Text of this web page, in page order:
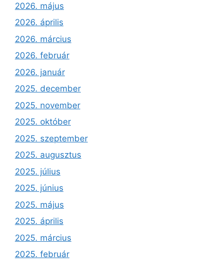
2026. május
2026. április
2026. március
2026. február
2026. január
2025. december
2025. november
2025. október
2025. szeptember
2025. augusztus
2025. július
2025. június
2025. május
2025. április
2025. március
2025. február